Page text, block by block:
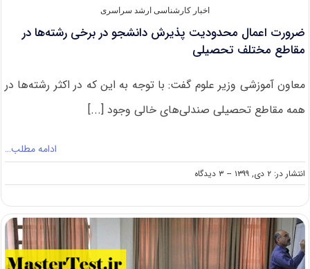
اخبار کارشناسی ارشد سراسری
ضرورت اعمال محدودیت پذیرش دانشجو در برخی رشته‌ها در
مقاطع مختلف تحصیلی
معاون آموزشی وزیر علوم گفت: با توجه به این که در اکثر رشته‌ها در
همه مقاطع تحصیلی صندلی‌های خالی وجود [...]
ادامه مطلب…
انتشار در: ۲ دی, ۱۳۹۹ -- ۳ دیدگاه
on
ضرورت
محدودیت
دانشجو